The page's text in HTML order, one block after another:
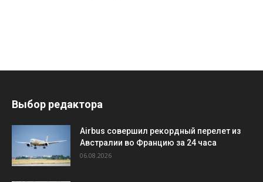
Выбор редактора
Airbus совершил рекордный перелет из
Австралии во Францию за 24 часа
06.08.2026